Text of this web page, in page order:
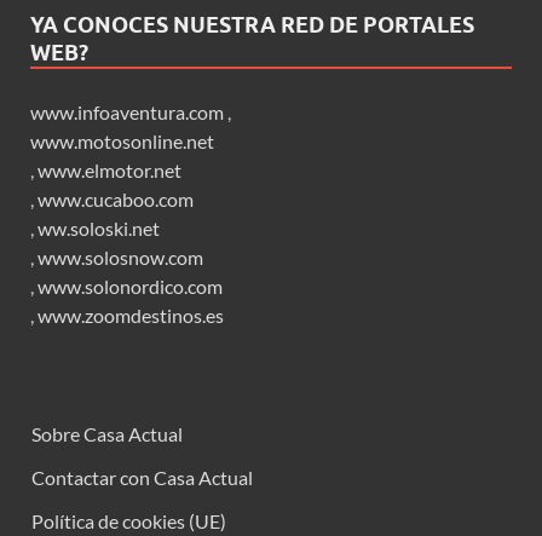
YA CONOCES NUESTRA RED DE PORTALES
WEB?
www.infoaventura.com
www.motosonline.net
www.elmotor.net
www.cucaboo.com
ww.soloski.net
www.solosnow.com
www.solonordico.com
www.zoomdestinos.es
Sobre Casa Actual
Contactar con Casa Actual
Política de cookies (UE)